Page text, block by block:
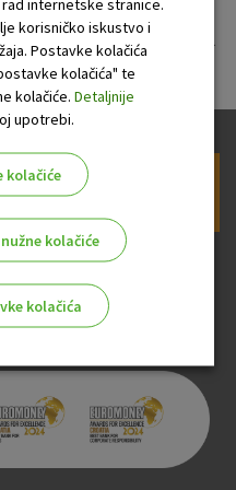
te noveOpće uvjete za
na snagu 4. siječnja 2015.
korisničko iskustvo i
Postavke kolačića
kolačića" te
kolačiće. Detaljnije
upotrebi.
kolačiće
kolačiće
kolačića